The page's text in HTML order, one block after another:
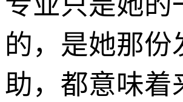
的，是她那
助，都意味着